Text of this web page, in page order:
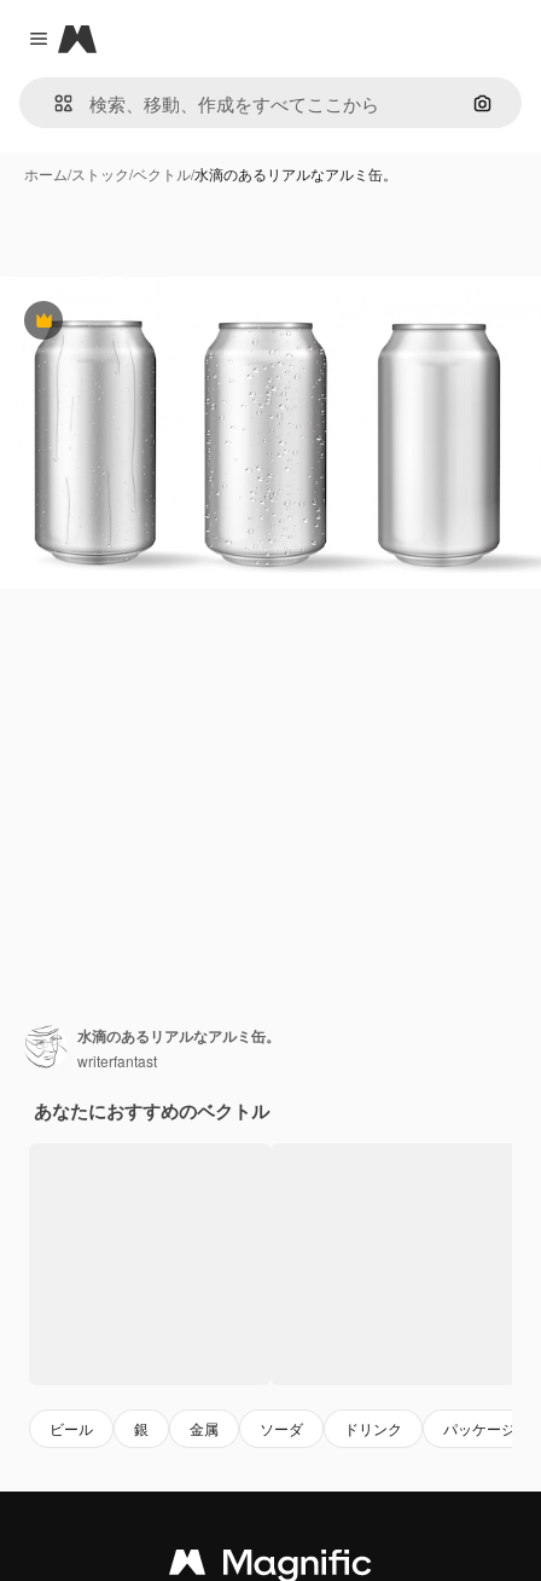
Close menu
Magnific
画像で
ホーム/ストック/ベクトル/水滴のあるリアルなアルミ缶。
Premium
水滴のあるリアルなアルミ缶。
writerfantast
あなたにおすすめのベクトル
ビール 銀 金属 ソーダ ドリンク パッケージ